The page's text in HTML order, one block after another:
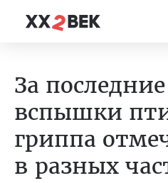
За
вспышки
гриппа
в разных